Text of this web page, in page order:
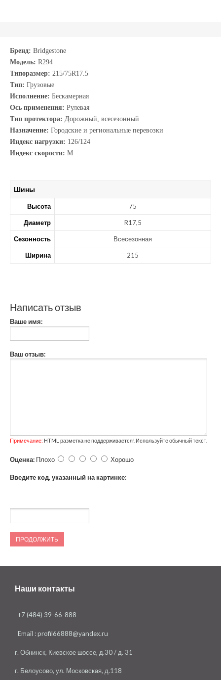
Бренд: Bridgestone
Модель: R294
Типоразмер: 215/75R17.5
Тип: Грузовые
Исполнение: Бескамерная
Ось применения: Рулевая
Тип протектора: Дорожный, всесезонный
Назначение: Городские и региональные перевозки
Индекс нагрузки: 126/124
Индекс скорости: М
Шины
Высота 75
Диаметр R17,5
Сезонность Всесезонная
Ширина 215
Написать отзыв
Ваше имя:
Ваш отзыв:
Примечание: HTML разметка не поддерживается! Используйте обычный текст.
Оценка: Плохо Хорошо
Введите код, указанный на картинке:
ПРОДОЛЖИТЬ
Наши контакты
+7 (484) 39-66-888
Email :profil66888@yandex.ru
г. Обнинск, Киевское шоссе, д.30 / д. 31
г. Белоусово, ул. Московская, д.118